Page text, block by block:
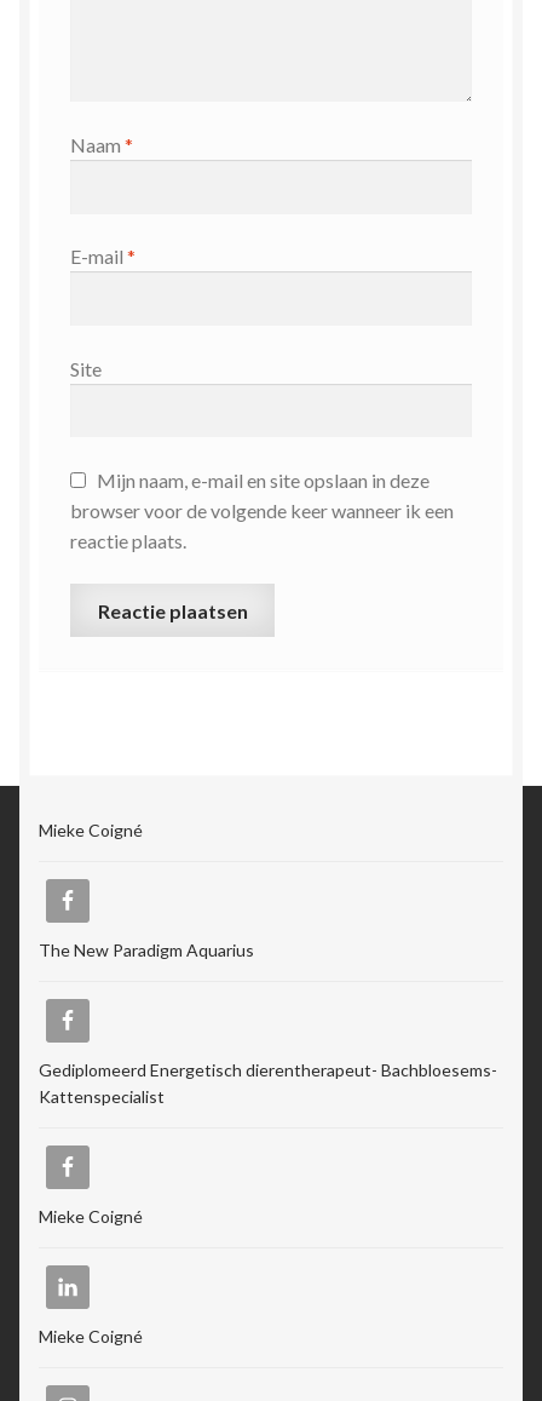
Naam *
E-mail *
Site
Mijn naam, e-mail en site opslaan in deze
browser voor de volgende keer wanneer ik een
reactie plaats.
Mieke Coigné
The New Paradigm Aquarius
Gediplomeerd Energetisch dierentherapeut- Bachbloesems-
Kattenspecialist
Mieke Coigné
Mieke Coigné